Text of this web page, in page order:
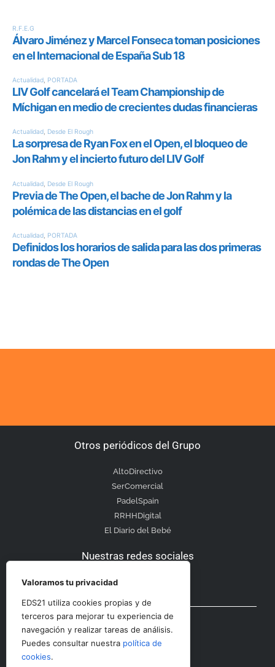
Otros periódicos del Grupo
AltoDirectivo
SerComercial
PadelSpain
RRHHDigital
El Diario del Bebé
Nuestras redes sociales
Otras secciones
Contacto
Valoramos tu privacidad
EDS21 utiliza cookies propias y de
terceros para mejorar tu experiencia de
navegación y realizar tareas de análisis.
Puedes consultar nuestra política de
cookies.